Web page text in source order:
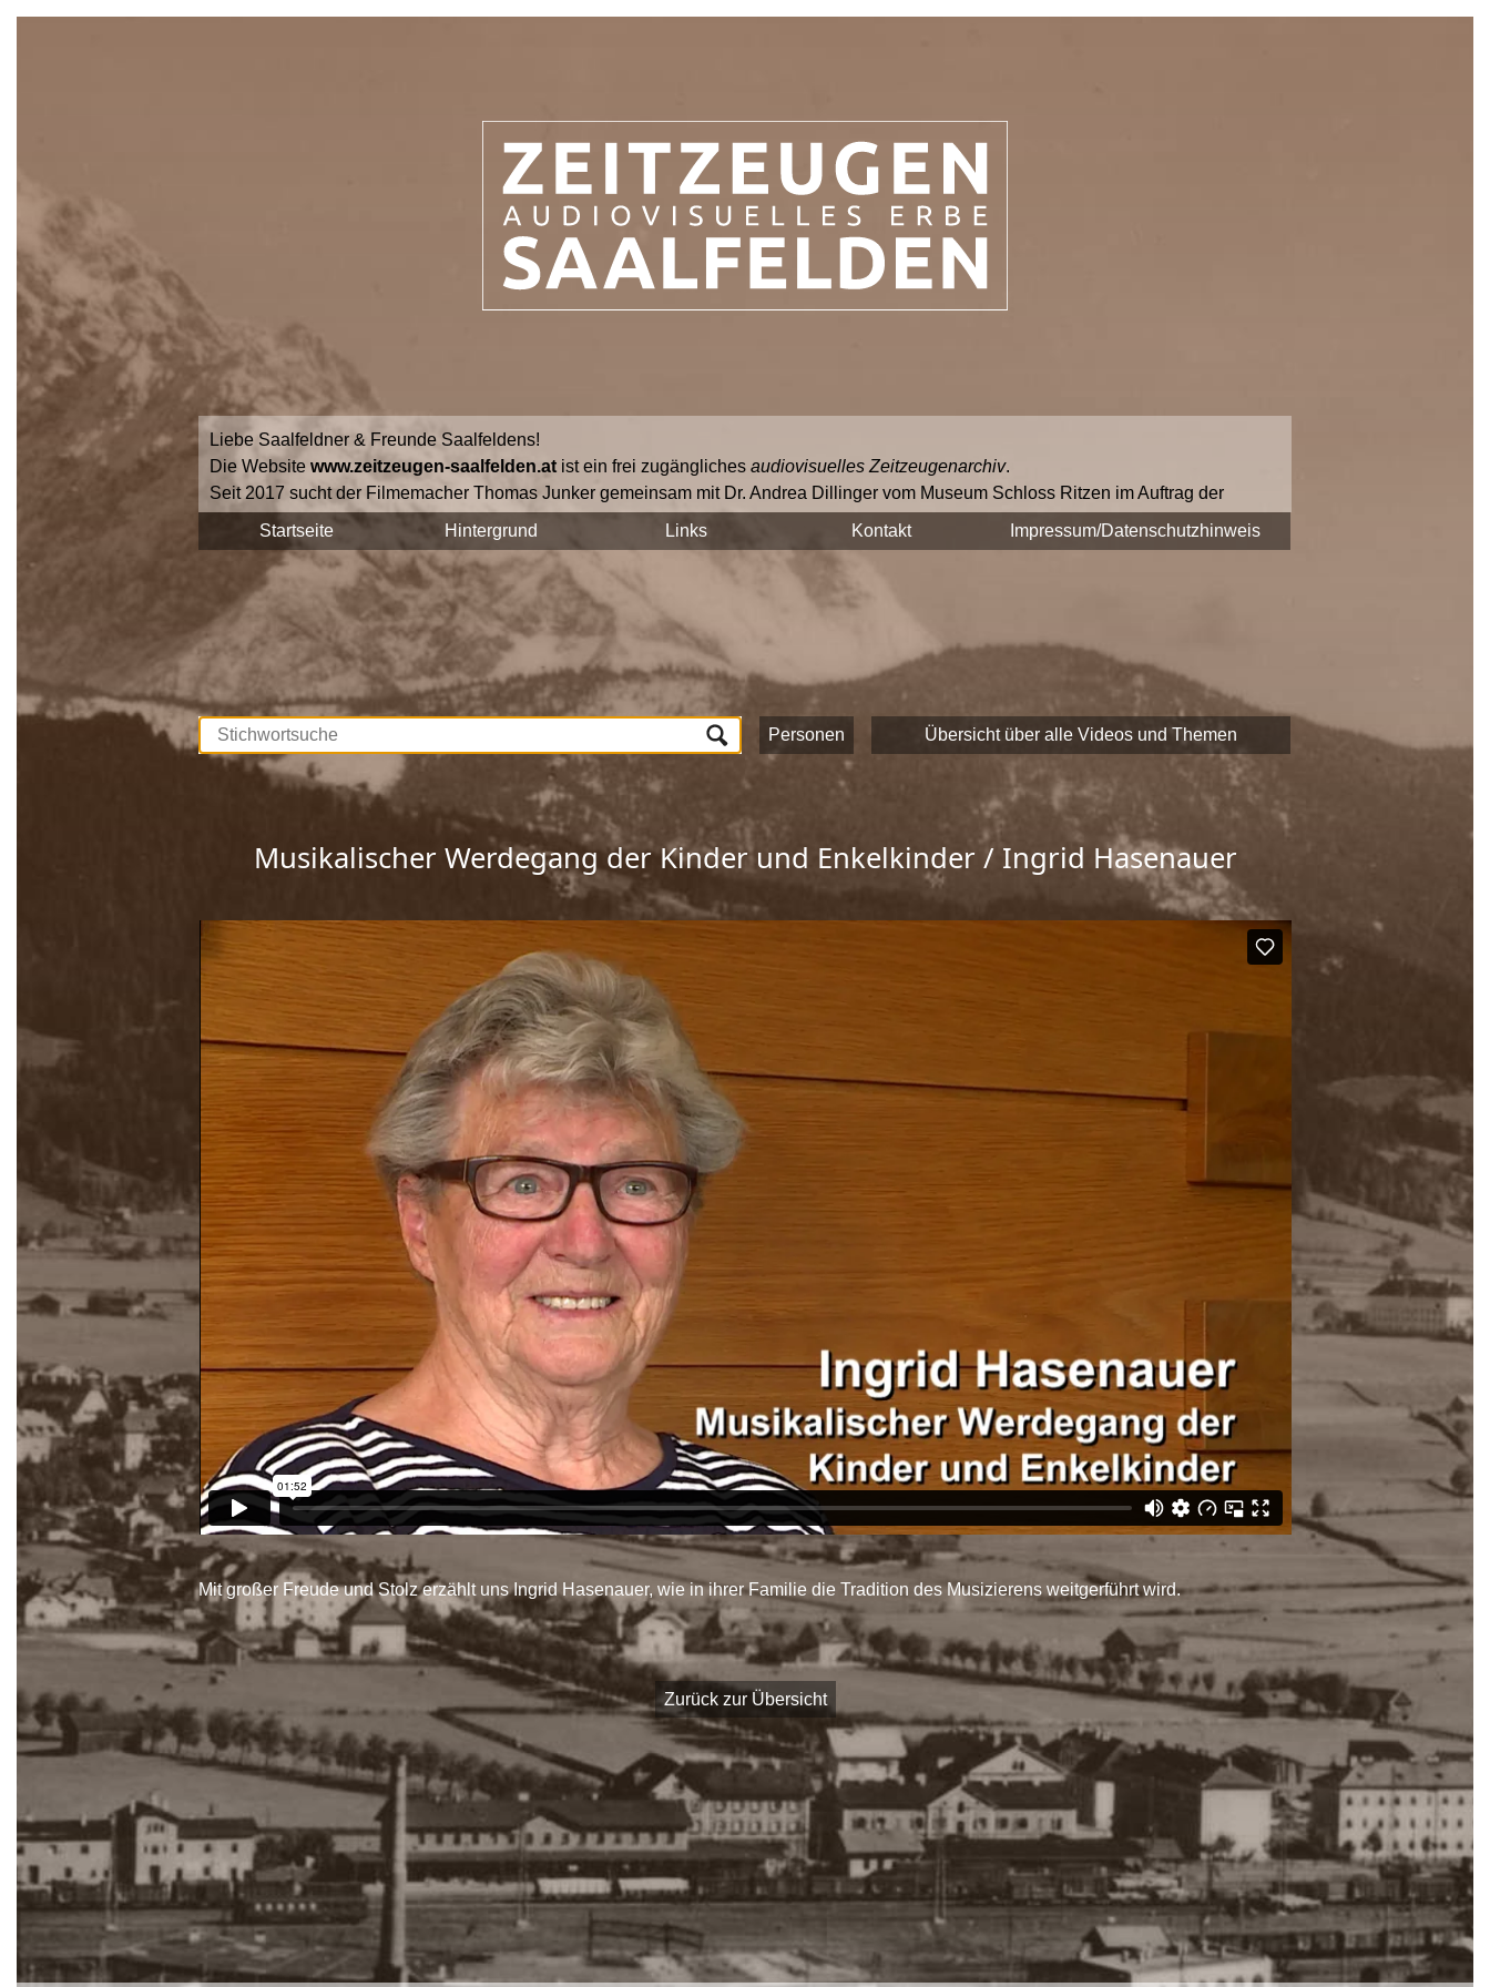
Liebe Saalfeldner & Freunde Saalfeldens!
Die Websitewww.zeitzeugen-saalfelden.at ist ein frei zugänglichesaudiovisuelles Zeitzeugenarchiv.
Seit 2017 sucht der Filmemacher Thomas Junker gemeinsam mit Dr. Andrea Dillinger vom Museum Schloss Ritzen im Auftrag der
Stadtgemeinde Saalfelden Zeitzeugen auf hält ihre Geschichten und Erinnerungen mit der Videokamera fest.
Diese Interviews werden Stück für Stück auf dieser Seite veröffentlicht und sind nach Stichworten zu Themen und Zeitzeugen
durchsuchbar.
Unterstützt werden die Dreharbeiten und das Onlineportale vom Museum Schloss Ritzen und der
Europäischen Union. Mit dieser Sammlung von Zeitzeugeninterviews wird das kulturelle und gesellschaftliche Erbe Saalfeldens
lebendig gehalten, sprich die Geschichte Saalfeldens.
Wir bedanken uns bei allen Beteiligten, die zur Umsetzung dieses Projektes beigetragen haben!
Startseite Hintergrund Links Kontakt Impressum/Datenschutzhinweis
Personen Übersicht über alle Videos und Themen
Musikalischer Werdegang der Kinder und Enkelkinder / Ingrid Hasenauer
Mit großer Freude und Stolz erzählt uns Ingrid Hasenauer, wie in ihrer Familie die Tradition des Musizierens weitgerführt wird.
Zurück zur Übersicht